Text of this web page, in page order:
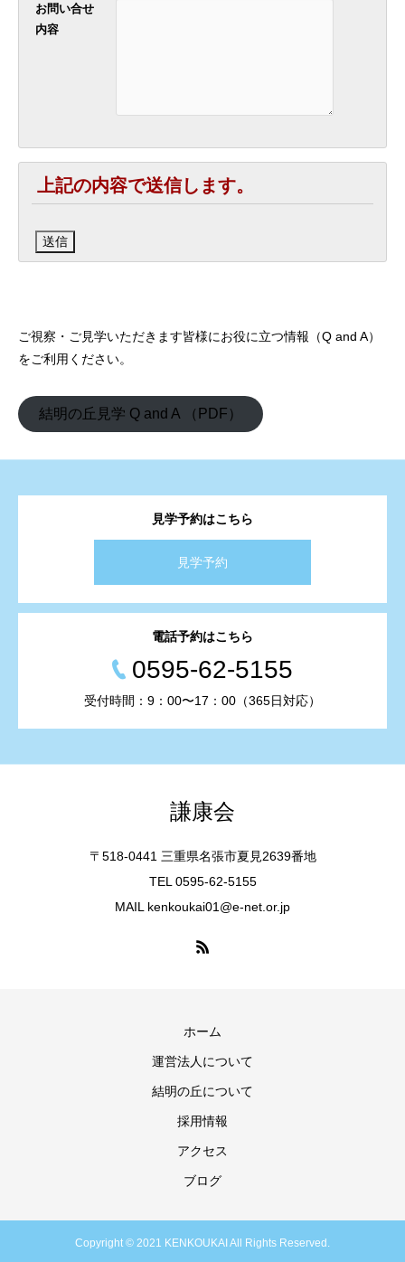
お問い合せ
内容
上記の内容で送信します。
ご視察・ご見学いただきます皆様にお役に立つ情報（Q and A）
をご利用ください。
結明の丘見学 Q and A （PDF）
見学予約はこちら
見学予約
電話予約はこちら
0595-62-5155
受付時間：9：00〜17：00（365日対応）
謙康会
〒518-0441 三重県名張市夏見2639番地
TEL 0595-62-5155
MAIL kenkoukai01@e-net.or.jp
ホーム
運営法人について
結明の丘について
採用情報
アクセス
ブログ
Copyright © 2021 KENKOUKAI All Rights Reserved.